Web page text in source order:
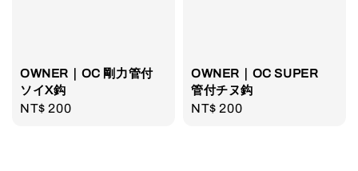
OWNER｜OC 剛力管付
ソイX鈎
Regular
NT$ 200
OWNER｜OC SUPER
管付チヌ鈎
Regular
NT$ 200